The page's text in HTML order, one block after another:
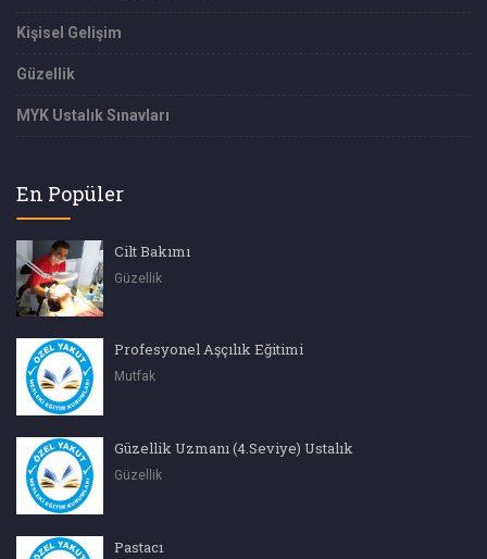
Kişisel Gelişim
Güzellik
MYK Ustalık Sınavları
En Popüler
Cilt Bakımı
Güzellik
Profesyonel Aşçılık Eğitimi
Mutfak
Güzellik Uzmanı (4.Seviye) Ustalık
Güzellik
Pastacı